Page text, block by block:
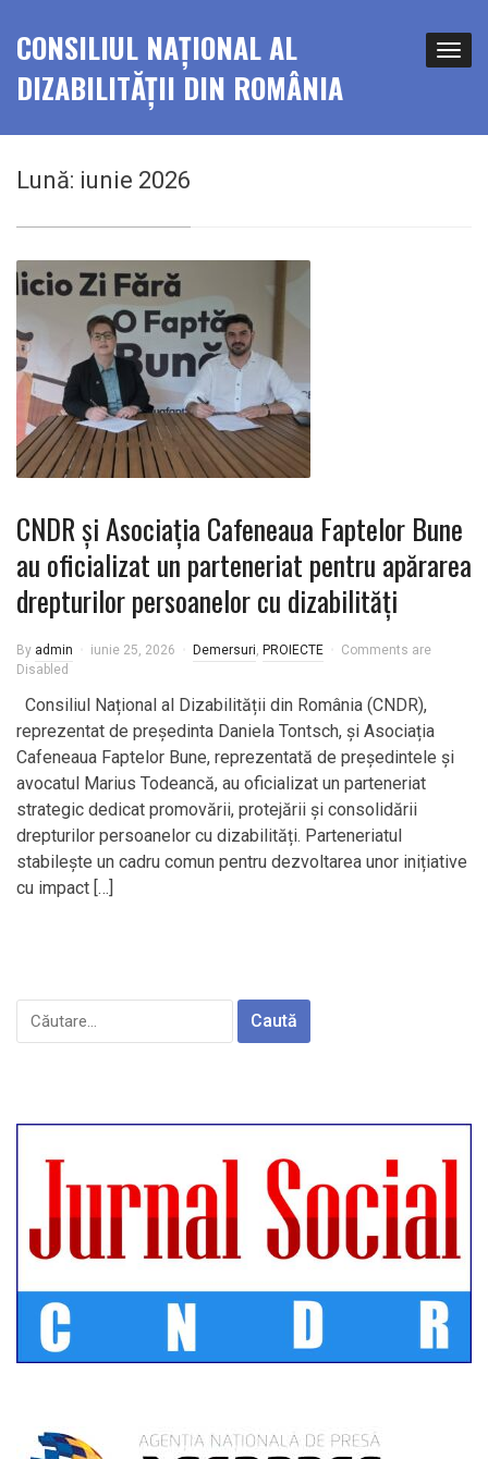
CONSILIUL NAȚIONAL AL
DIZABILITĂȚII DIN ROMÂNIA
Lună: iunie 2026
CNDR și Asociația Cafeneaua Faptelor Bune
au oficializat un parteneriat pentru apărarea
drepturilor persoanelor cu dizabilități
By admin iunie 25, 2026 Demersuri, PROIECTE
Comments are
Disabled
Consiliul Național al Dizabilității din România (CNDR),
reprezentat de președinta Daniela Tontsch, și Asociația
Cafeneaua Faptelor Bune, reprezentată de președintele și
avocatul Marius Todeancă, au oficializat un parteneriat
strategic dedicat promovării, protejării și consolidării
drepturilor persoanelor cu dizabilități. Parteneriatul
stabilește un cadru comun pentru dezvoltarea unor inițiative
cu impact […]
Caută
după: